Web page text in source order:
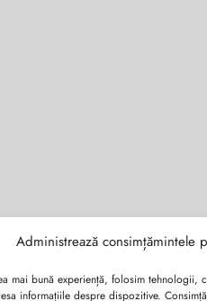
Administrează consimțămintele
mai bună experiență, folosim tehnologii,
informațiile despre dispozitive.